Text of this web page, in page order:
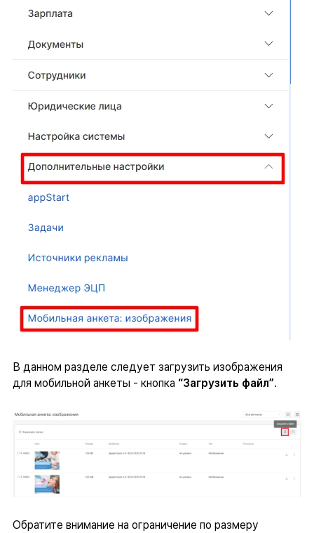
В данном разделе следует загрузить изображения
для мобильной анкеты - кнопка “Загрузить файл”.
Обратите внимание на ограничение по размеру